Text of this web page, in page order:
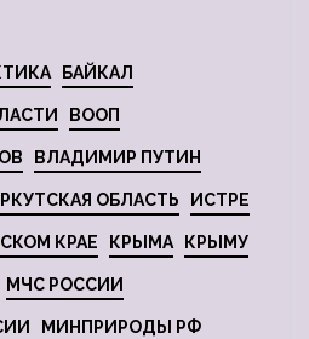
БАЙКАЛ
ВООП
ВЛАДИМИР ПУТИН
ОБЛАСТЬ ИСТРЕ
КРАЕ КРЫМА КРЫМУ
МЧС РОССИИ
МИНПРИРОДЫ РФ